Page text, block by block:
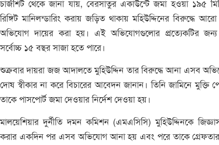
চার্জশিট থেকে জানা যায়, বেরসাতুর একাউন্টে জমা হওয়া ১৯৫
রিঙ্গিট মানিলন্ডারিং করায় জড়িত থাকায় মহিউদ্দিনের বিরুদ্ধে আরো
অভিযোগ দায়ের করা হয়। এই অভিযোগগুলোর প্রত্যেকটির
সর্বোচ্চ ১৫ বছর সাজা হতে পারে।
শুক্রবার দায়রা জজ আদালতে মুহিউদ্দিন তার বিরুদ্ধে আনা এসব
দোষ স্বীকার না করে বিচারের আবেদন জানান। তিনি জামিনে মুক্তি
তাকে পাসপোর্ট জমা দেওয়ার নির্দেশ দেওয়া হয়।
মালয়েশিয়ার দুর্নীতি দমন কমিশন (এমএসিসি) মুহিউদ্দিনকে
করার একদিন পর এসব অভিযোগ আনা হয় এবং পরে তাকে